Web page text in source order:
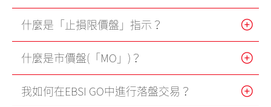
港股網上交易平台
期貨寶
流動期貨交易
什麼是「止損限價盤」指示？
什麼是市價盤(「MO」)？
我如何在EBSI GO中進行落盤交易？